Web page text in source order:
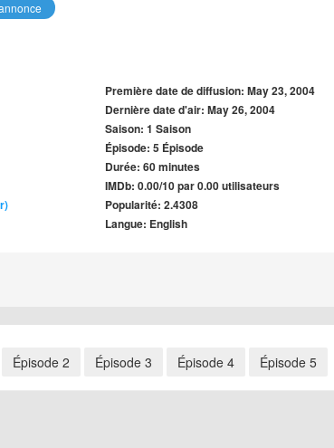
Première date de diffusion: May 23, 2004
Dernière date d'air: May 26, 2004
Saison: 1 Saison
Épisode: 5 Épisode
Durée: 60 minutes
IMDb: 0.00/10 par 0.00 utilisateurs
Popularité: 2.4308
Langue: English
Épisode 2 Épisode 3 Épisode 4 Épisode 5